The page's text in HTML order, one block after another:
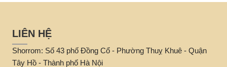
LIÊN HỆ
Shorrom: Số 43 phố Đồng Cổ - Phường Thuỵ Khuê - Quận
Tây Hồ - Thành phố Hà Nội